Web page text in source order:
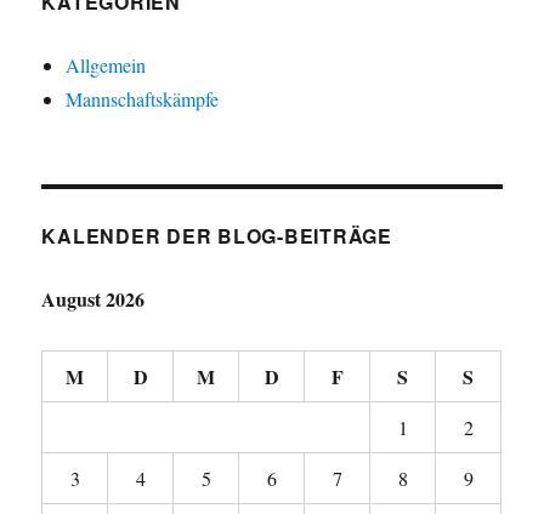
Allgemein
Mannschaftskämpfe
KALENDER DER BLOG-BEITRÄGE
August 2026
M D M D F S S
1
2
3
4 5 6 7 8
9